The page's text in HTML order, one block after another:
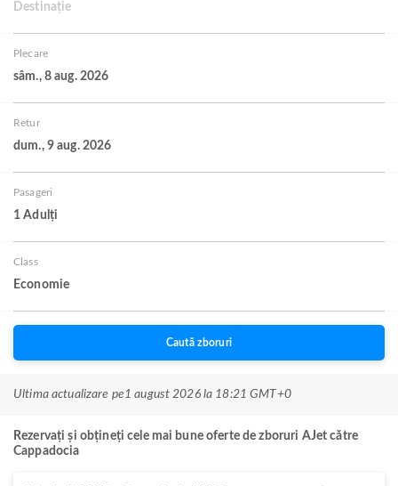
Destinație
Plecare
sâm., 8 aug. 2026
Retur
dum., 9 aug. 2026
Pasageri
1 Adulți
Class
Economie
Caută zboruri
Ultima actualizare pe1 august 2026 la 18:21 GMT+0
Rezervați și obțineți cele mai bune oferte de zboruri AJet către
Cappadocia